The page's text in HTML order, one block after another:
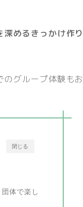
めるきっかけ作り
のグループ体験もお
閉じる
体で楽し